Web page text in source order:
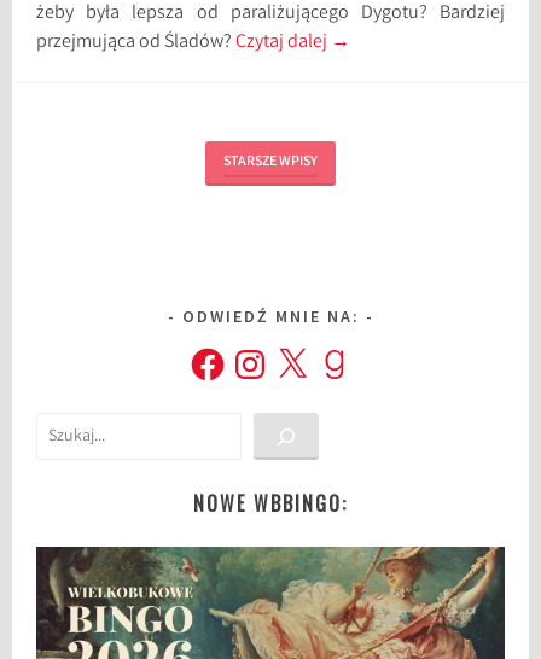
żeby była lepsza od paraliżującego Dygotu? Bardziej
przejmująca od Śladów?Czytaj dalej →
STARSZE WPISY
ODWIEDŹ MNIE NA:
FacebookInstagram
X Goodreads
Szukaj
NOWE WBBINGO: